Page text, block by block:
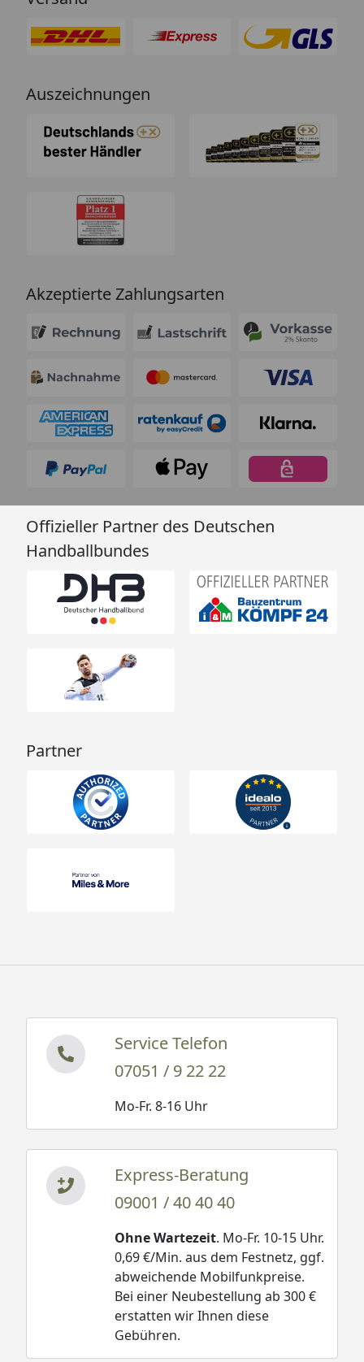
Auszeichnungen
Akzeptierte Zahlungsarten
Offizieller Partner des Deutschen
Handballbundes
Partner
Service Telefon
07051 / 9 22 22
Mo-Fr. 8-16 Uhr
Express-Beratung
09001 / 40 40 40
Ohne Wartezeit. Mo-Fr. 10-15 Uhr.
0,69 €/Min. aus dem Festnetz, ggf.
abweichende Mobilfunkpreise.
Bei einer Neubestellung ab 300 €
erstatten wir Ihnen diese
Gebühren.